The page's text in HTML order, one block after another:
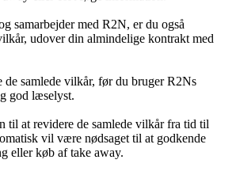
samarbejder med R2N, er du også
udover din almindelige kontrakt med
samlede vilkår, før du bruger R2Ns
god læselyst.
til at revidere de samlede vilkår fra tid til
vil være nødsaget til at godkende
eller køb af take away.